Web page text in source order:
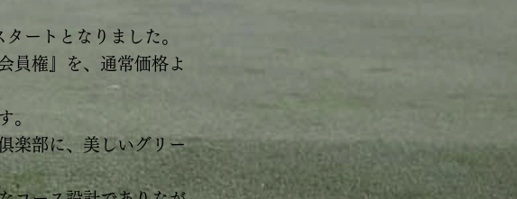
ートとなりました。
員権』を、通常価格よ
。
楽部に、美しいグリー